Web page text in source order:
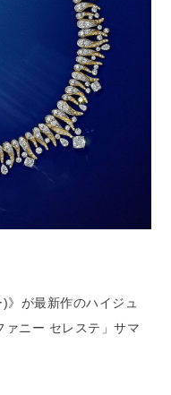
が最新作のハイジュ
ニー セレステ」サマ